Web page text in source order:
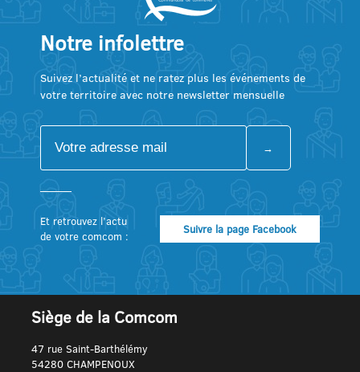
Notre infolettre
Suivez l’actualité et ne ratez plus les événements de
votre territoire avec notre newsletter mensuelle
Et retrouvez l’actu
de votre comcom :
Suivre la page Facebook
Siège de la Comcom
47 rue Saint-Barthélémy
54280 CHAMPENOUX